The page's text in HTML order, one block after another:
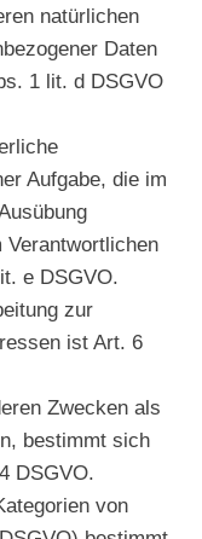
natürlichen
Daten
1 lit. d DSGVO
Aufgabe, die im
e DSGVO.
zur
ist Art. 6
Zwecken als
bestimmt sich
DSGVO.
von